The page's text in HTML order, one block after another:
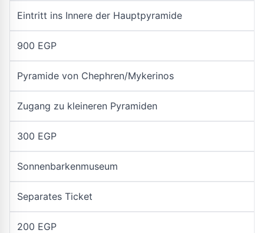
Eintritt ins Innere der Hauptpyramide
900 EGP
Pyramide von Chephren/Mykerinos
Zugang zu kleineren Pyramiden
300 EGP
Sonnenbarkenmuseum
Separates Ticket
200 EGP